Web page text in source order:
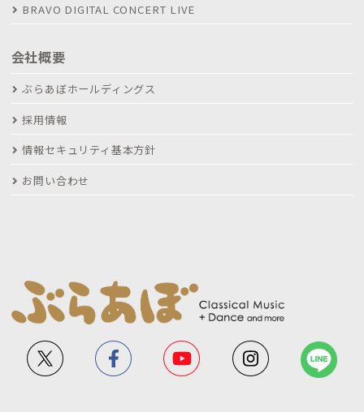
BRAVO DIGITAL CONCERT LIVE
会社概要
ぶらあぼホールディングス
採用情報
情報セキュリティ基本方針
お問い合わせ